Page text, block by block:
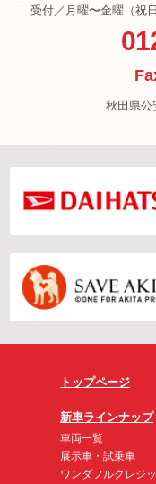
受付／月曜〜金曜（祝
秋田県公
トップページ
新車ラインナップ
車両一覧
展示車・試乗車
ワンダフルクレジ